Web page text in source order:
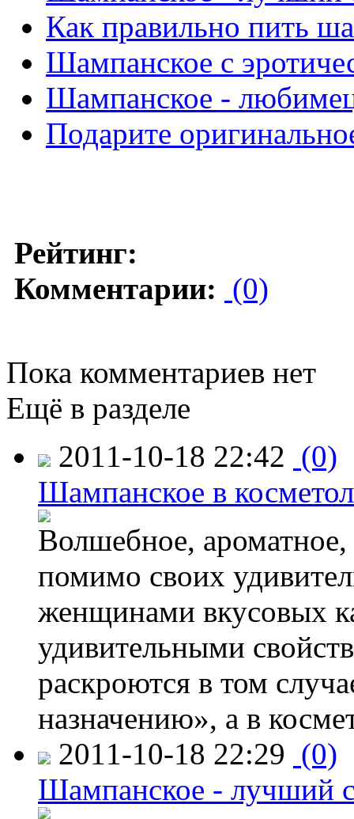
Как правильно пить
Шампанское с
Шампанское -
Подарите
Рейтинг:
Комментарии: (0)
Пока комментариев нет
Ещё в разделе
2011-10-18 22:42 (0)
Шампанское в
Волшебное,
помимо своих
женщинами вкусовых
удивительными
раскроются в том
назначению», а в
2011-10-18 22:29 (0)
Шампанское - лучший